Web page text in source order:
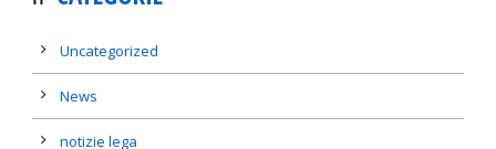
Uncategorized
News
notizie lega